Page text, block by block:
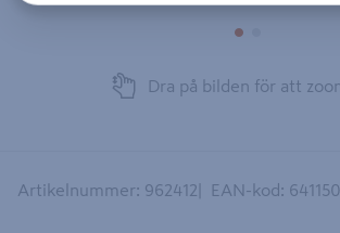
Dra på bilden för att
Artikelnummer: 962412 EAN-kod :